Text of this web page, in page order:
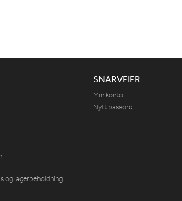
og lagerbeholdning
SNARVEIER
Min konto
Nytt passord